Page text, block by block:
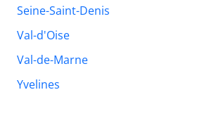
Seine-Saint-Denis
Val-d'Oise
Val-de-Marne
Yvelines